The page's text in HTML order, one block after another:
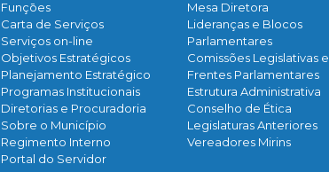
Funçōes
Carta de Serviços
Serviços on-line
Objetivos Estratégicos
Planejamento Estratégico
Programas Institucionais
Diretorias e Procuradoria
Sobre o Município
Regimento Interno
Portal do Servidor
Mesa Diretora
Lideranças e Blocos
Parlamentares
Comissões Legislativas e
Frentes Parlamentares
Estrutura Administrativa
Conselho de Ética
Legislaturas Anteriores
Vereadores Mirins